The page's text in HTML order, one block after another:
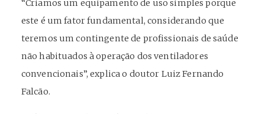
“Criamos um equipamento de uso simples porque
este é um fator fundamental, considerando que
teremos um contingente de profissionais de saúde
não habituados à operação dos ventiladores
convencionais”, explica o doutor Luiz Fernando
Falcão.